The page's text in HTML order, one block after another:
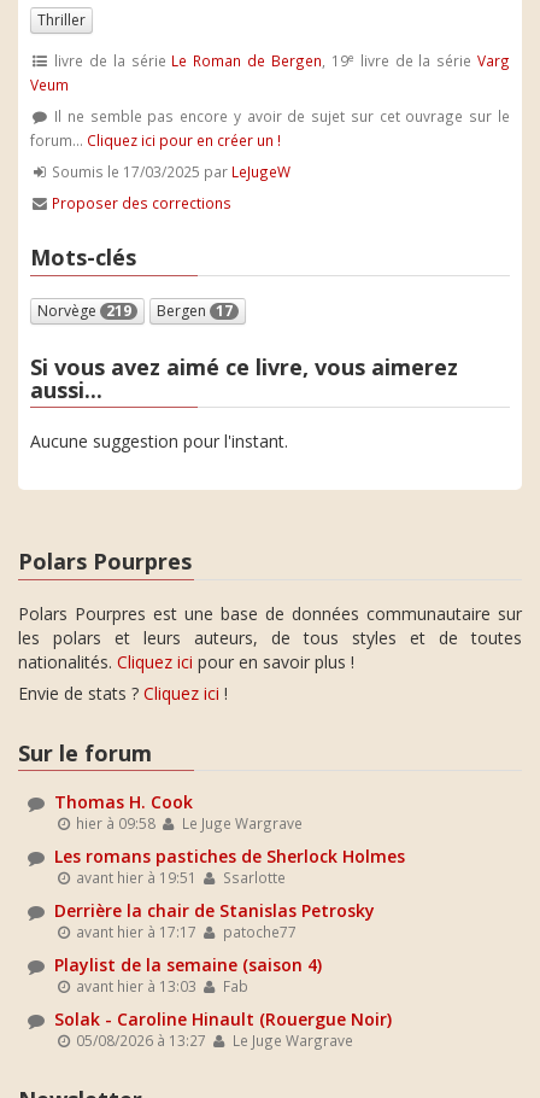
Thriller
livre de la série Le Roman de Bergen , 19e livre de la sérieVarg
Veum
Il ne semble pas encore y avoir de sujet sur cet ouvrage sur le
forum... Cliquez ici pour en créer un !
Soumis le 17/03/2025 par LeJugeW
Proposer des corrections
Mots-clés
Norvège 219 Bergen 17
Si vous avez aimé ce livre, vous aimerez
aussi...
Aucune suggestion pour l'instant.
Polars Pourpres
Polars Pourpres est une base de données communautaire sur
les polars et leurs auteurs, de tous styles et de toutes
nationalités. Cliquez ici pour en savoir plus !
Envie de stats ? Cliquez ici !
Sur le forum
Thomas H. Cook
hier à 09:58 Le Juge Wargrave
Les romans pastiches de Sherlock Holmes
avant hier à 19:51 Ssarlotte
Derrière la chair de Stanislas Petrosky
avant hier à 17:17 patoche77
Playlist de la semaine (saison 4)
avant hier à 13:03 Fab
Solak - Caroline Hinault (Rouergue Noir)
05/08/2026 à 13:27 Le Juge Wargrave